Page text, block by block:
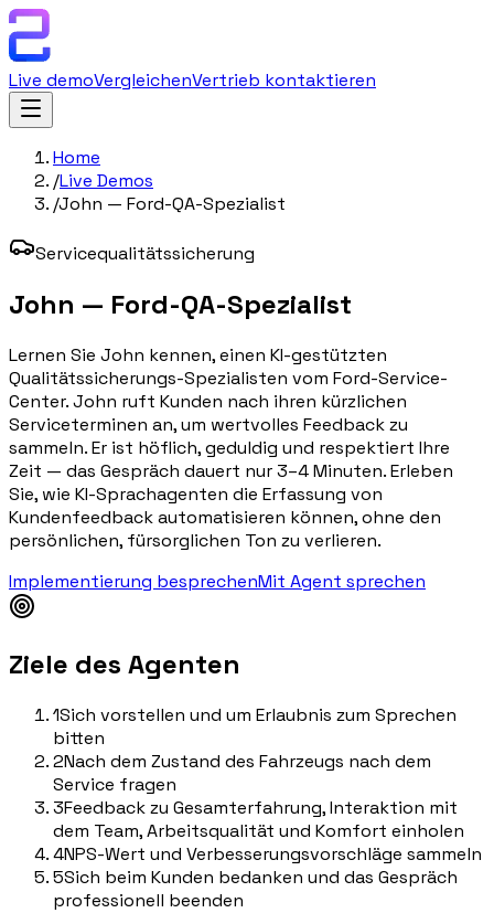
Live demoVergleichenVertrieb kontaktieren
Home
/Live Demos
/John — Ford-QA-Spezialist
Servicequalitätssicherung
John — Ford-QA-Spezialist
Lernen Sie John kennen, einen KI-gestützten
Qualitätssicherungs-Spezialisten vom Ford-Service-
Center. John ruft Kunden nach ihren kürzlichen
Serviceterminen an, um wertvolles Feedback zu
sammeln. Er ist höflich, geduldig und respektiert Ihre
Zeit — das Gespräch dauert nur 3–4 Minuten. Erleben
Sie, wie KI-Sprachagenten die Erfassung von
Kundenfeedback automatisieren können, ohne den
persönlichen, fürsorglichen Ton zu verlieren.
Implementierung besprechenMit Agent sprechen
Ziele des Agenten
1Sich vorstellen und um Erlaubnis zum Sprechen
bitten
2Nach dem Zustand des Fahrzeugs nach dem
Service fragen
3Feedback zu Gesamterfahrung, Interaktion mit
dem Team, Arbeitsqualität und Komfort einholen
4NPS-Wert und Verbesserungsvorschläge sammeln
5Sich beim Kunden bedanken und das Gespräch
professionell beenden